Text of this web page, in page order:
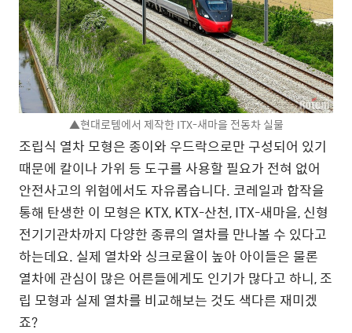
▲현대로템에서 제작한 ITX-새마을 전동차 실물
조립식 열차 모형은 종이와 우드락으로만 구성되어 있기
때문에 칼이나 가위 등 도구를 사용할 필요가 전혀 없어
안전사고의 위험에서도 자유롭습니다. 코레일과 합작을
통해 탄생한 이 모형은 KTX, KTX-산천, ITX-새마을, 신형
전기기관차까지 다양한 종류의 열차를 만나볼 수 있다고
하는데요. 실제 열차와 싱크로율이 높아 아이들은 물론
열차에 관심이 많은 어른들에게도 인기가 많다고 하니, 조
립 모형과 실제 열차를 비교해보는 것도 색다른 재미겠
죠?